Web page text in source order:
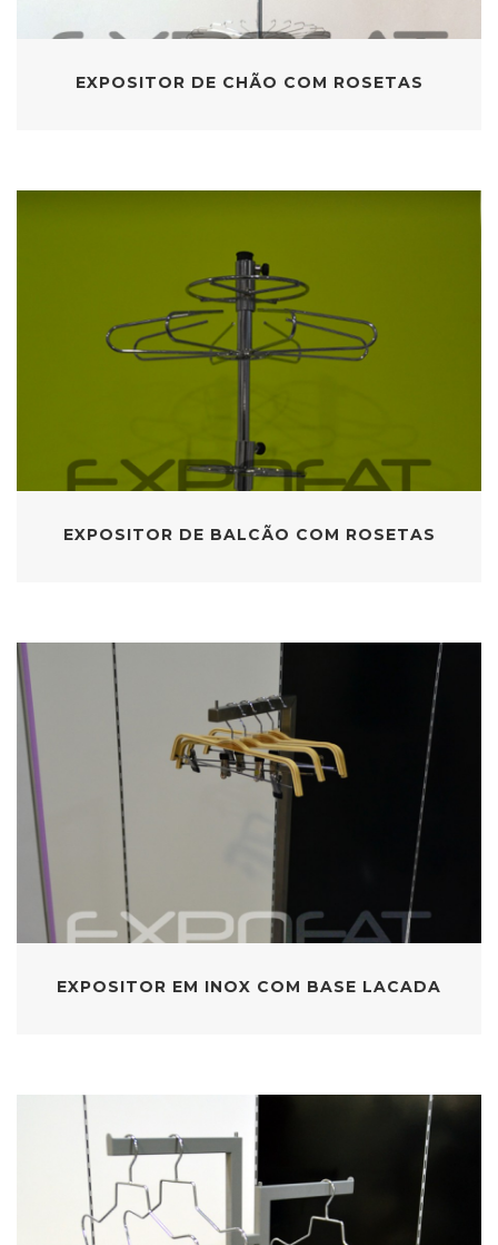
EXPOSITOR DE CHÃO COM ROSETAS
EXPOSITOR DE BALCÃO COM ROSETAS
EXPOSITOR EM INOX COM BASE LACADA